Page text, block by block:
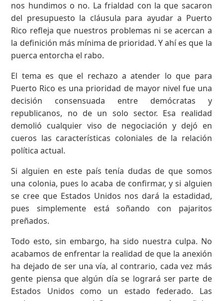
nos hundimos o no. La frialdad con la que sacaron
del presupuesto la cláusula para ayudar a Puerto
Rico refleja que nuestros problemas ni se acercan a
la definición más mínima de prioridad. Y ahí es que la
puerca entorcha el rabo.
El tema es que el rechazo a atender lo que para
Puerto Rico es una prioridad de mayor nivel fue una
decisión consensuada entre demócratas y
republicanos, no de un solo sector. Esa realidad
demolió cualquier viso de negociación y dejó en
cueros las características coloniales de la relación
política actual.
Si alguien en este país tenía dudas de que somos
una colonia, pues lo acaba de confirmar, y si alguien
se cree que Estados Unidos nos dará la estadidad,
pues simplemente está soñando con pajaritos
preñados.
Todo esto, sin embargo, ha sido nuestra culpa. No
acabamos de enfrentar la realidad de que la anexión
ha dejado de ser una vía, al contrario, cada vez más
gente piensa que algún día se logrará ser parte de
Estados Unidos como un estado federado. Las